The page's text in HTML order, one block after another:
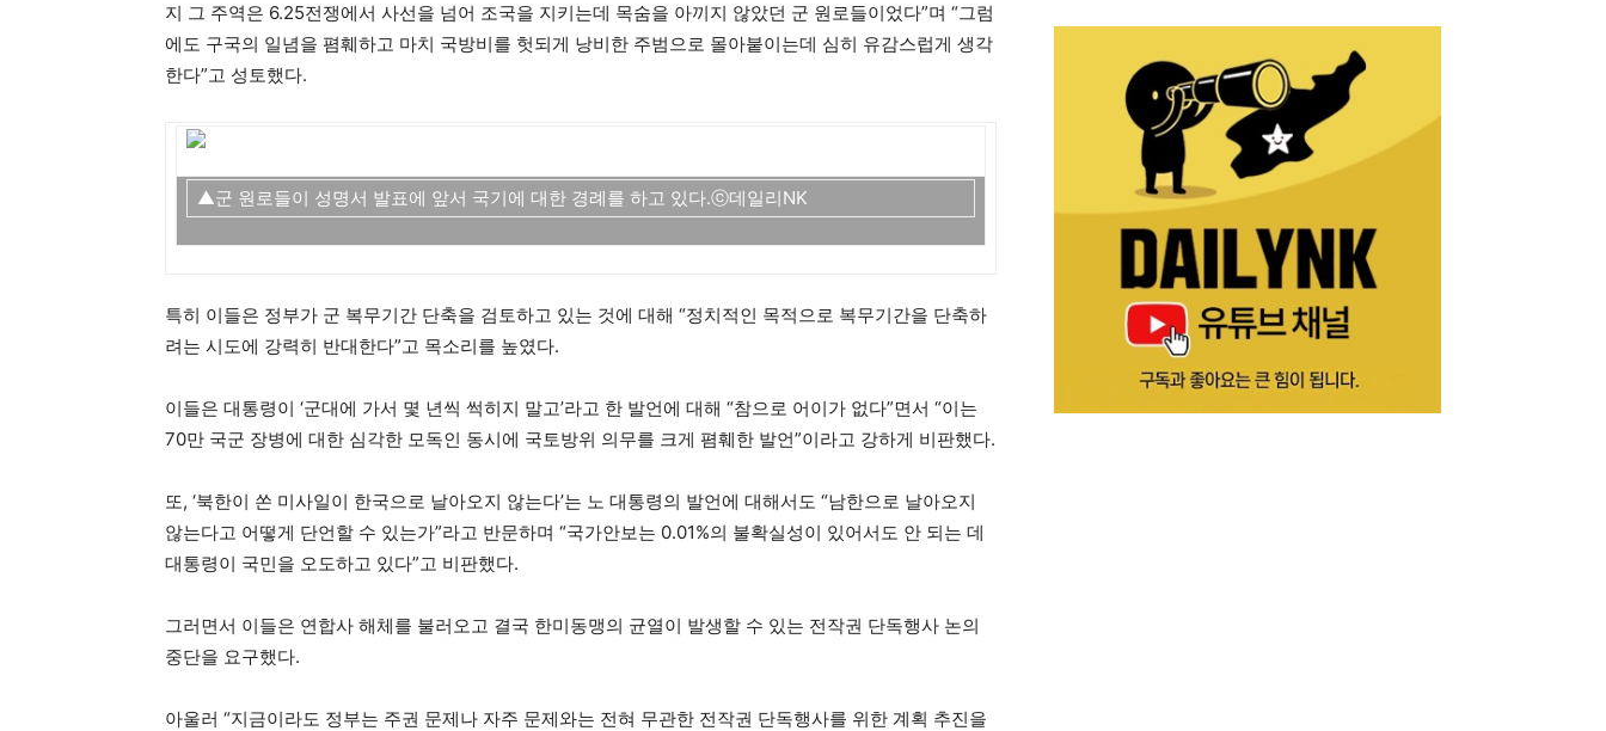
지 그 주역은 6.25전쟁에서 사선을 넘어 조국을 지키는데 목숨을 아끼지 않았던 군 원로들이었다”며 “그럼
에도 구국의 일념을 폄훼하고 마치 국방비를 헛되게 낭비한 주범으로 몰아붙이는데 심히 유감스럽게 생각
한다”고 성토했다.
▲군 원로들이 성명서 발표에 앞서 국기에 대한 경례를 하고 있다.ⓒ데일리NK
특히 이들은 정부가 군 복무기간 단축을 검토하고 있는 것에 대해 “정치적인 목적으로 복무기간을 단축하
려는 시도에 강력히 반대한다”고 목소리를 높였다.
이들은 대통령이 ‘군대에 가서 몇 년씩 썩히지 말고’라고 한 발언에 대해 “참으로 어이가 없다”면서 “이는
70만 국군 장병에 대한 심각한 모독인 동시에 국토방위 의무를 크게 폄훼한 발언”이라고 강하게 비판했다.
또, ‘북한이 쏜 미사일이 한국으로 날아오지 않는다’는 노 대통령의 발언에 대해서도 “남한으로 날아오지
않는다고 어떻게 단언할 수 있는가”라고 반문하며 “국가안보는 0.01%의 불확실성이 있어서도 안 되는 데
대통령이 국민을 오도하고 있다”고 비판했다.
그러면서 이들은 연합사 해체를 불러오고 결국 한미동맹의 균열이 발생할 수 있는 전작권 단독행사 논의
중단을 요구했다.
아울러 “지금이라도 정부는 주권 문제나 자주 문제와는 전혀 무관한 전작권 단독행사를 위한 계획 추진을